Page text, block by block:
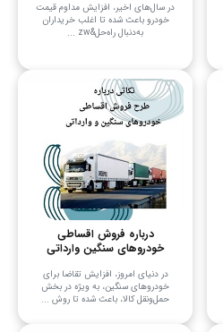
در سال‌های اخیر، افزایش مداوم قیمت
خودرو باعث شده تا اغلب خریداران
به‌دنبال راه‌حل&zw ...
درباره فروش اقساطی
خودروهای سنگین وارداتی
در دنیای امروز، افزایش تقاضا برای
خودروهای سنگین، به ویژه در بخش
حمل‌ونقل کالا، باعث شده تا روش ...